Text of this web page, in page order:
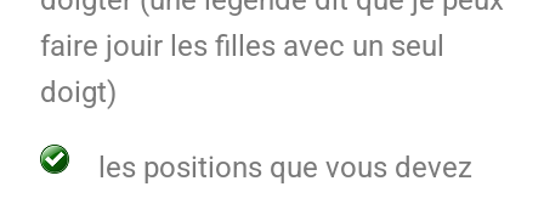
faire jouir les filles avec un seul
doigt)
les positions que vous devez